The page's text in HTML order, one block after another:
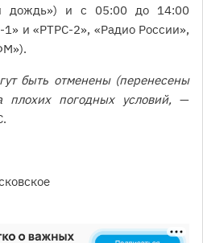
дождь») и с 05:00 до 14:00
и «РТРС-2», «Радио России»,
быть отменены (перенесены
погодных условий, —